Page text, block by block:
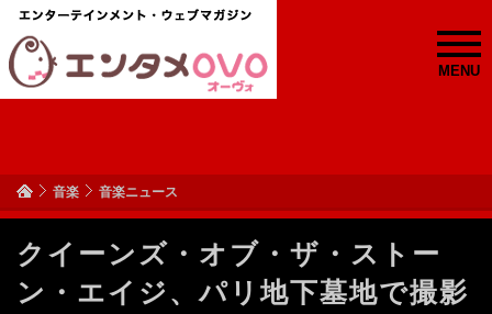
MENU
音楽 音楽ニュース
クイーンズ・オブ・ザ・ストー
ン・エイジ、パリ地下墓地で撮影